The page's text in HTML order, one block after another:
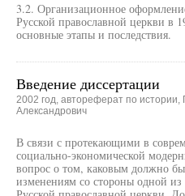
3.2. Организационное
Русской православной церкви в
основные этапы и последствия.
Введение диссертации
2002 год, автореферат по истории,
Александрович
В связи с протекающими в
социально-экономической
вопрос о том, каковым должно
изменениям со стороны одной